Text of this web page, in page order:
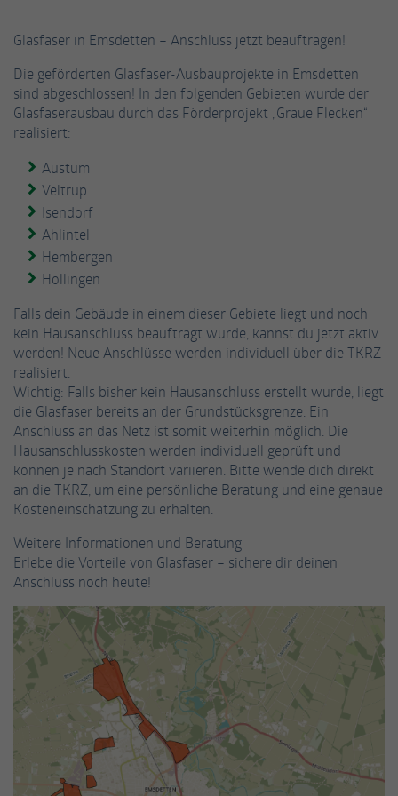
Glasfaser in Emsdetten – Anschluss jetzt beauftragen!
Die geförderten Glasfaser-Ausbauprojekte in Emsdetten
sind abgeschlossen! In den folgenden Gebieten wurde der
Glasfaserausbau durch das Förderprojekt „Graue Flecken“
realisiert:
Austum
Veltrup
Isendorf
Ahlintel
Hembergen
Hollingen
Falls dein Gebäude in einem dieser Gebiete liegt und noch
kein Hausanschluss beauftragt wurde, kannst du jetzt aktiv
werden! Neue Anschlüsse werden individuell über die TKRZ
realisiert.
Wichtig: Falls bisher kein Hausanschluss erstellt wurde, liegt
die Glasfaser bereits an der Grundstücksgrenze. Ein
Anschluss an das Netz ist somit weiterhin möglich. Die
Hausanschlusskosten werden individuell geprüft und
können je nach Standort variieren. Bitte wende dich direkt
an die TKRZ, um eine persönliche Beratung und eine genaue
Kosteneinschätzung zu erhalten.
Weitere Informationen und Beratung
Erlebe die Vorteile von Glasfaser – sichere dir deinen
Anschluss noch heute!
Name fe_typo_user / PHPSESSID
Anbieter TYPO3
Laufzeit Session
Name cookie_optin
Anbieter TYPO3
Laufzeit 1 Jahr
Zweck
Enthält die gewählten Tracking-Optin-
Einstellungen.
Cookie-Informationen anzeigen
Statistiken
Diese Gruppe beinhaltet alle Skripte für analytisches Tracking
und zugehörige Cookies. Es hilft uns die Nutzererfahrung der
Name
Anbieter
Laufzeit
Zweck
installiert. Das Cookie wird verwendet, um
Besucher-, Sitzungs- und Kampagnendaten
zu berechnen und die Nutzung der Website
verfolgen. Die Cookies speichern
Informationen anonym und weisen eine
randoly generierte Nummer zu, um
eindeutige Besucher zu identifizieren.
Name _gid
Anbieter Google Analytics
Laufzeit 1 Tag
Zweck
Dieses Cookie wird von Google Analytics
installiert. Das Cookie wird verwendet, um
Informationen darüber zu speichern, wie
Besucher eine Website nutzen, und hilft bei
der Erstellung eines Analyseberichts darüber,
wie es der Website geht. Die erhobenen
Daten umfassen die Anzahl der Besucher, die
Quelle, aus der sie stammen, und die Seiten
in anonymisierter Form.
Externe Inhalte
Wir verwenden auf unserer Website externe Inhalte, um Ihnen
zusätzliche Informationen anzubieten.